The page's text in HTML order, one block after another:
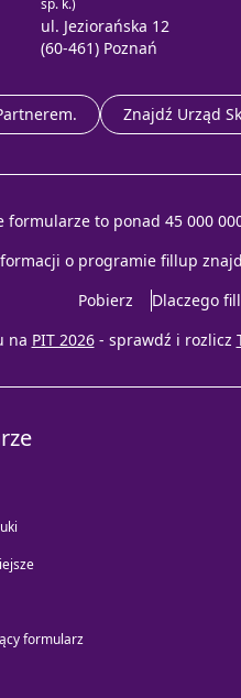
sp. k.)
ul. Jeziorańska 12
(60-461) Poznań
Znajdź Urząd
formularze to ponad 45 000
o programie fillup
Pobierz
Dlaczego
na PIT 2026 - sprawdź i rozlicz
formularz